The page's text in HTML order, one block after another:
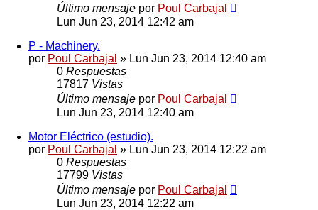
Último mensaje por Poul Carbajal
Lun Jun 23, 2014 12:42 am
P - Machinery.
por Poul Carbajal » Lun Jun 23, 2014 12:40 am
0 Respuestas
17817 Vistas
Último mensaje por Poul Carbajal
Lun Jun 23, 2014 12:40 am
Motor Eléctrico (estudio).
por Poul Carbajal » Lun Jun 23, 2014 12:22 am
0 Respuestas
17799 Vistas
Último mensaje por Poul Carbajal
Lun Jun 23, 2014 12:22 am